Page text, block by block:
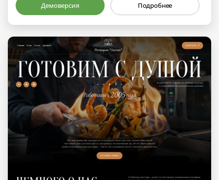
Демоверсия Подробнее